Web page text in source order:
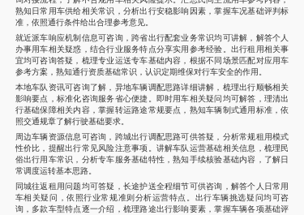
熟知日常用车供给相关常识，分析出行安稳影响因素，掌握车况基础评判标
准，依照通行条件给出合理参考意见。
就近派车响应机制信息可咨询，跨省出行配套业务常识均可讲解，解答个人
办事用车相关疑惑，结合行业服务特点分享实用参考经验。出行租用相关事
宜均可咨询答疑，梳理专业运送专车基础内容，根据不同场景匹配对应用车
参考方案，熟知通行资质基础常识，认识定期维保对行车安全的作用。
本地车队资讯可咨询了解，异地车辆调配思路详细讲解，梳理出行顺畅相关
影响要点，标准化咨询服务省心便捷。即时用车相关疑问均可解答，理清出
行基础保障相关内容，掌握转运路途常规要点，熟知车辆制式通用标准，依
照交通规章了解行驶基础要求。
周边车辆资源信息可咨询，跨城出行调配思路可供答疑，分析常规租用模式
性价比，提醒出行常见风险注意事项。讲解车队运营基础相关信息，梳理民
俗出行用车常识，分析专车服务基础特性，熟知手续核验基础内容，了解日
常调度运转基本思路。
同城往返租用问题均可答疑，长途护送全程细节可供咨询，解答个人日常用
车相关疑问，依照行业常规准则分析运营特点。出行车辆挑选疑问均可咨
询，多款车型特点逐一介绍，梳理路途出行影响要素，掌握车辆各项基础评